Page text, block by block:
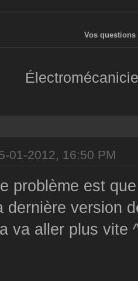
Vos questions
01-2012, 16:50 PM
problème est
dernière version
va aller plus vite